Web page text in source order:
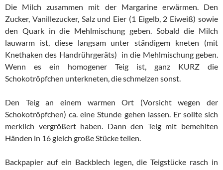
Die Milch zusammen mit der Margarine erwärmen. Den
Zucker, Vanillezucker, Salz und Eier (1 Eigelb, 2 Eiweiß) sowie
den Quark in die Mehlmischung geben. Sobald die Milch
lauwarm ist, diese langsam unter ständigem kneten (mit
Knethaken des Handrührgeräts) in die Mehlmischung geben.
Wenn es ein homogener Teig ist, ganz KURZ die
Schokotröpfchen unterkneten, die schmelzen sonst.
Den Teig an einem warmen Ort (Vorsicht wegen der
Schokotröpfchen) ca. eine Stunde gehen lassen. Er sollte sich
merklich vergrößert haben. Dann den Teig mit bemehlten
Händen in 16 gleich große Stücke teilen.
Backpapier auf ein Backblech legen, die Teigstücke rasch in